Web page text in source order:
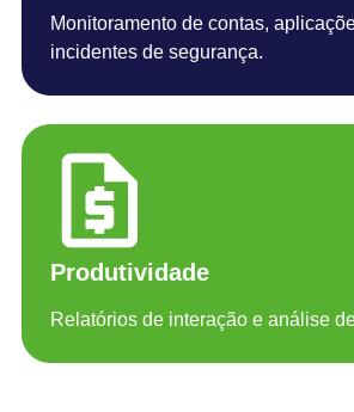
Monitoramento de contas,
incidentes de segurança.
Produtividade
Relatórios de interação e análise